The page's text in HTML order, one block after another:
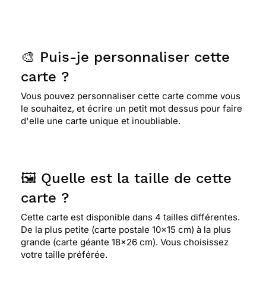
🎨 Puis-je personnaliser cette
carte ?
Vous pouvez personnaliser cette carte comme vous
le souhaitez, et écrire un petit mot dessus pour faire
d'elle une carte unique et inoubliable.
🖼️ Quelle est la taille de cette
carte ?
Cette carte est disponible dans 4 tailles différentes.
De la plus petite (carte postale 10x15 cm) à la plus
grande (carte géante 18x26 cm). Vous choisissez
votre taille préférée.